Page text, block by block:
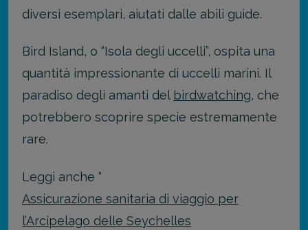
diversi esemplari, aiutati dalle abili guide.
Bird Island, o “Isola degli uccelli”, ospita una
quantità impressionante di uccelli marini. Il
paradiso degli amanti del birdwatching, che
potrebbero scoprire specie estremamente
rare.
Leggi anche “
Assicurazione sanitaria di viaggio per
l’Arcipelago delle Seychelles